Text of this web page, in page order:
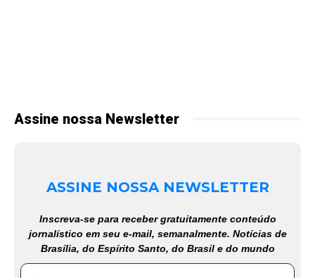
Assine nossa Newsletter
ASSINE NOSSA NEWSLETTER
Inscreva-se para receber gratuitamente conteúdo
jornalístico em seu e-mail, semanalmente. Notícias de
Brasília, do Espírito Santo, do Brasil e do mundo